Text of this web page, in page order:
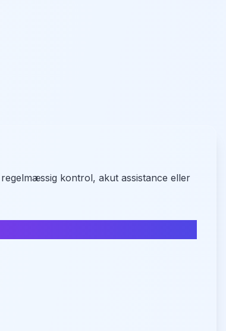
kontrol, akut assistance eller